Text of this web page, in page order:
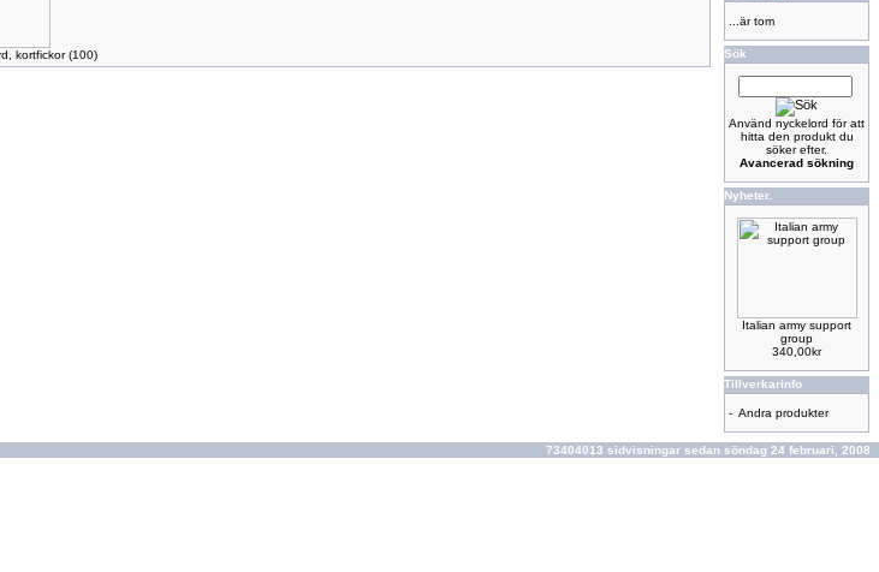
kortfickor (100)
...är tom
Sök
Använd nyckelord för att
hitta den produkt du
söker efter.
Avancerad sökning
Nyheter.
Italian army support
group
340,00kr
Tillverkarinfo
- Andra produkter
73404013 sidvisningar sedan söndag 24 februari, 2008